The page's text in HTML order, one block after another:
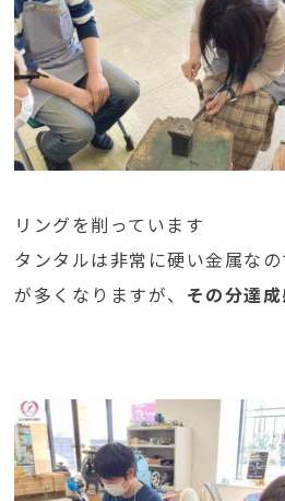
リングを削っています
タンタルは非常に硬い金属な
が多くなりますが、 その分達